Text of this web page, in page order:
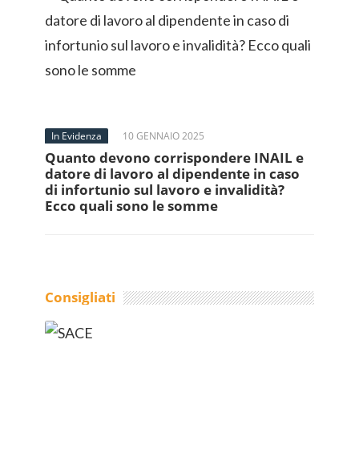
In Evidenza 10 GENNAIO 2025
Quanto devono corrispondere INAIL e
datore di lavoro al dipendente in caso
di infortunio sul lavoro e invalidità?
Ecco quali sono le somme
Consigliati